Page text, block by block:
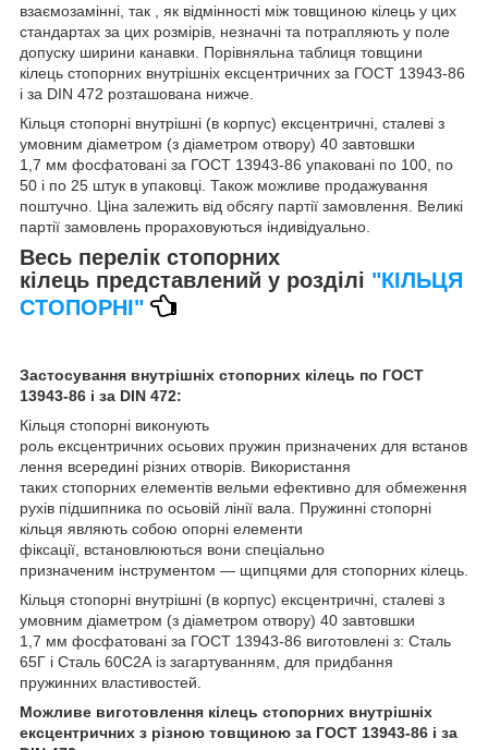
взаємозамінні, так , як відмінності між товщиною кілець у цих
стандартах за цих розмірів, незначні та потрапляють у поле
допуску ширини канавки. Порівняльна таблиця товщини
кілець стопорних внутрішніх ексцентричних за ГОСТ 13943-86
і за DIN 472 розташована нижче.
Кільця стопорні внутрішні (в корпус) ексцентричні, сталеві з
умовним діаметром (з діаметром отвору) 40 завтовшки
1,7 мм фосфатовані за ГОСТ 13943-86 упаковані по 100, по
50 і по 25 штук в упаковці. Також можливе продажування
поштучно. Ціна залежить від обсягу партії замовлення. Великі
партії замовлень прораховуються індивідуально.
Весь перелік стопорних
кілець представлений у розділі "КІЛЬЦЯ
СТОПОРНІ"
Застосування внутрішніх стопорних кілець по ГОСТ
13943-86 і за DIN 472:
Кільця стопорні виконують
роль ексцентричних осьових пружин призначених для встанов
лення всередині різних отворів. Використання
таких стопорних елементів вельми ефективно для обмеження
рухів підшипника по осьовій лінії вала. Пружинні стопорні
кільця являють собою опорні елементи
фіксації, встановлюються вони спеціально
призначеним інструментом — щипцями для стопорних кілець.
Кільця стопорні внутрішні (в корпус) ексцентричні, сталеві з
умовним діаметром (з діаметром отвору) 40 завтовшки
1,7 мм фосфатовані за ГОСТ 13943-86 виготовлені з: Сталь
65Г і Сталь 60С2А із загартуванням, для придбання
пружинних властивостей.
Можливе виготовлення кілець стопорних внутрішніх
ексцентричних з різною товщиною за ГОСТ 13943-86 і за